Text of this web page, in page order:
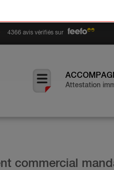
4366 avis vérifiés sur
Attestation
commercial